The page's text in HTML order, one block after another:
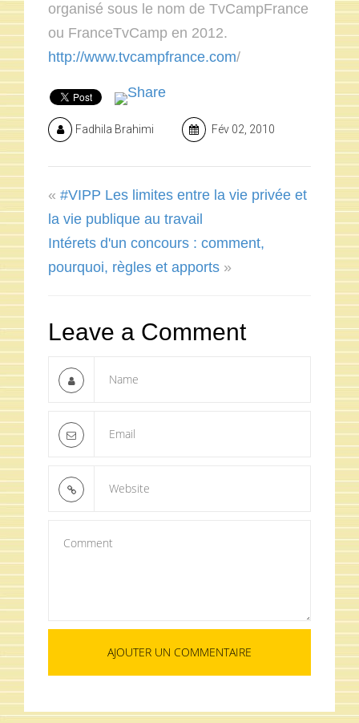
organisé sous le nom de TvCampFrance
ou FranceTvCamp en 2012.
http://www.tvcampfrance.com/
Fadhila Brahimi Fév 02, 2010
« #VIPP Les limites entre la vie privée et
la vie publique au travail
Intérets d'un concours : comment,
pourquoi, règles et apports »
Leave a Comment